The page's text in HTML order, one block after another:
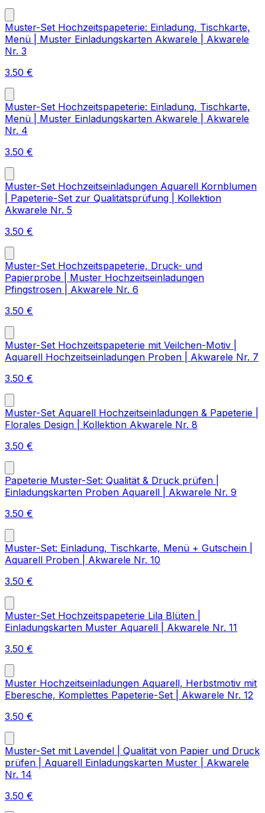
Muster-Set Hochzeitspapeterie: Einladung, Tischkarte,
Menü | Muster Einladungskarten Akwarele | Akwarele
Nr. 3
3.50 €
Muster-Set Hochzeitspapeterie: Einladung, Tischkarte,
Menü | Muster Einladungskarten Akwarele | Akwarele
Nr. 4
3.50 €
Muster-Set Hochzeitseinladungen Aquarell Kornblumen
| Papeterie-Set zur Qualitätsprüfung | Kollektion
Akwarele Nr. 5
3.50 €
Muster-Set Hochzeitspapeterie, Druck- und
Papierprobe | Muster Hochzeitseinladungen
Pfingstrosen | Akwarele Nr. 6
3.50 €
Muster-Set Hochzeitspapeterie mit Veilchen-Motiv |
Aquarell Hochzeitseinladungen Proben | Akwarele Nr. 7
3.50 €
Muster-Set Aquarell Hochzeitseinladungen & Papeterie |
Florales Design | Kollektion Akwarele Nr. 8
3.50 €
Papeterie Muster-Set: Qualität & Druck prüfen |
Einladungskarten Proben Aquarell | Akwarele Nr. 9
3.50 €
Muster-Set: Einladung, Tischkarte, Menü + Gutschein |
Aquarell Proben | Akwarele Nr. 10
3.50 €
Muster-Set Hochzeitspapeterie Lila Blüten |
Einladungskarten Muster Aquarell | Akwarele Nr. 11
3.50 €
Muster Hochzeitseinladungen Aquarell, Herbstmotiv mit
Eberesche, Komplettes Papeterie-Set | Akwarele Nr. 12
3.50 €
Muster-Set mit Lavendel | Qualität von Papier und Druck
prüfen | Aquarell Einladungskarten Muster | Akwarele
Nr. 14
3.50 €